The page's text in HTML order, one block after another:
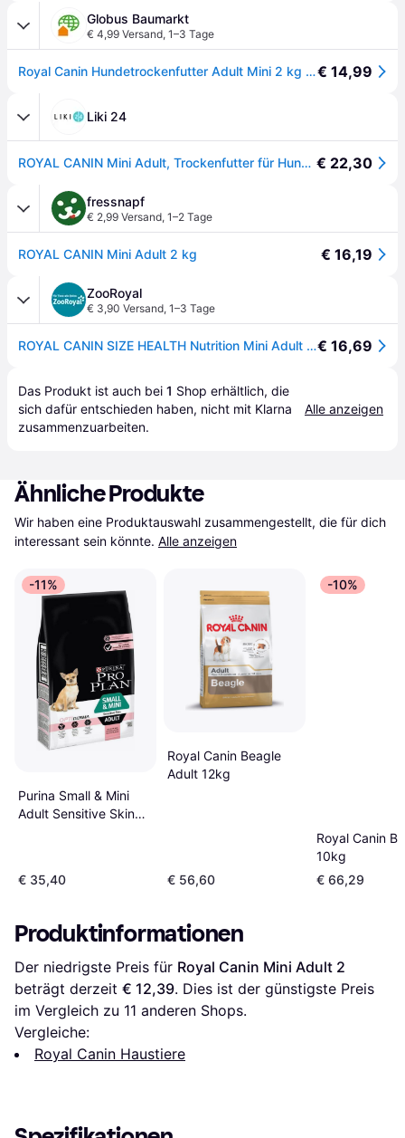
Globus Baumarkt
€ 4,99 Versand, 1–3 Tage
Royal Canin Hundetrockenfutter Adult Mini 2 kg Geflügel - Rot€ 14,99
Liki 24
ROYAL CANIN Mini Adult, Trockenfutter für Hunde, 2kg € 22,30
fressnapf
€ 2,99 Versand, 1–2 Tage
ROYAL CANIN Mini Adult 2 kg € 16,19
ZooRoyal
€ 3,90 Versand, 1–3 Tage
ROYAL CANIN SIZE HEALTH Nutrition Mini Adult 2kg€ 16,69
Das Produkt ist auch bei 1 Shop erhältlich, die
sich dafür entschieden haben, nicht mit Klarna
zusammenzuarbeiten.
Alle anzeigen
Ähnliche Produkte
Wir haben eine Produktauswahl zusammengestellt, die für dich
interessant sein könnte. Alle anzeigen
-11%
Purina Small & Mini
Adult Sensitive Skin
€ 35,40
Royal Canin Beagle
Adult 12kg
€ 56,60
-10%
Royal Canin
10kg
€ 66,29
Produktinformationen
Der niedrigste Preis für Royal Canin Mini Adult 2
beträgt derzeit € 12,39. Dies ist der günstigste Preis
im Vergleich zu 11 anderen Shops.
Vergleiche:
Royal Canin Haustiere